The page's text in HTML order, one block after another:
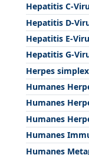
Hepatitis C-
Hepatitis D-
Hepatitis E-
Hepatitis G-
Herpes
Humanes
Humanes
Humanes
Humanes
Humanes